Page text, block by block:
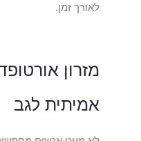
לאורך זמן.
מזרון
אמיתית לגב